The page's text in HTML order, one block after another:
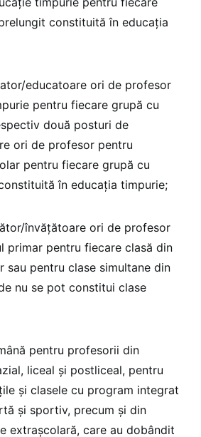
constituită în educația
educatoare ori de profesor
pentru fiecare grupă cu
două posturi de
ori de profesor pentru
pentru fiecare grupă cu
în educația timpurie;
învățătoare ori de profesor
primar pentru fiecare clasă din
sau pentru clase simultane din
nu se pot constitui clase
pentru profesorii din
liceal și postliceal, pentru
și clasele cu program integrat
și sportiv, precum și din
extrașcolară, care au dobândit